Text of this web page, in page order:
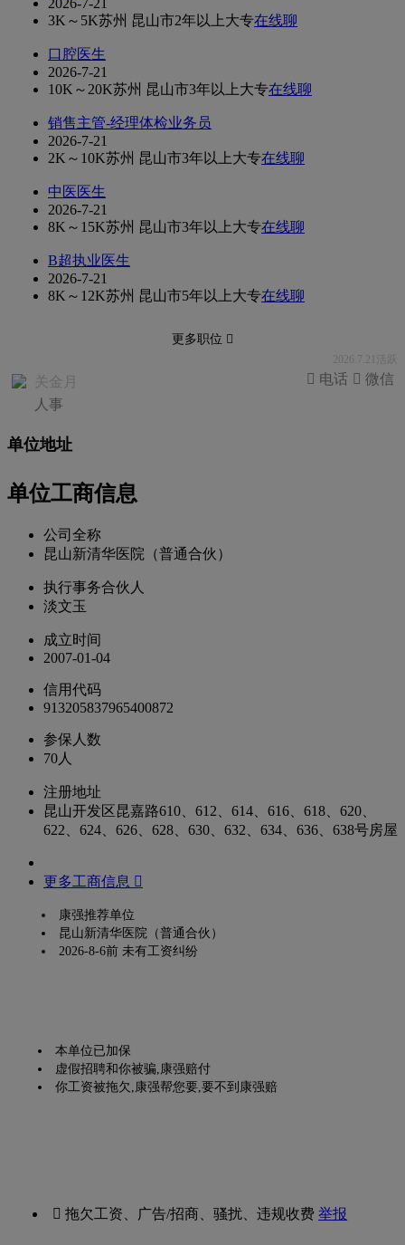
3K～5K苏州 昆山市2年以上大专在线聊
口腔医生
2026-7-21
10K～20K苏州 昆山市3年以上大专在线聊
销售主管-经理体检业务员
2026-7-21
2K～10K苏州 昆山市3年以上大专在线聊
中医医生
2026-7-21
8K～15K苏州 昆山市3年以上大专在线聊
B超执业医生
2026-7-21
8K～12K苏州 昆山市5年以上大专在线聊
更多职位 
2026.7.21活跃
关金月
人事
 微信
 电话
单位地址
单位工商信息
公司全称
昆山新清华医院（普通合伙）
执行事务合伙人
淡文玉
成立时间
2007-01-04
信用代码
913205837965400872
参保人数
70人
注册地址
昆山开发区昆嘉路610、612、614、616、618、620、
622、624、626、628、630、632、634、636、638号房屋
更多工商信息 
康强推荐单位
昆山新清华医院（普通合伙）
2026-8-6前 未有工资纠纷
本单位已加保
虚假招聘和你被骗,康强赔付
你工资被拖欠,康强帮您要,要不到康强赔
 拖欠工资、广告/招商、骚扰、违规收费举报